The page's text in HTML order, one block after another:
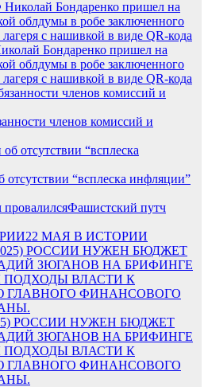
Бондаренко пришел на
облдумы в робе заключенного
с нашивкой в виде QR-кода
членов комиссий и
отсутствии “всплеска инфляции”
Фашистский путч
22 МАЯ В ИСТОРИИ
РОССИИ НУЖЕН БЮДЖЕТ
ЗЮГАНОВ НА БРИФИНГЕ
ПОДХОДЫ ВЛАСТИ К
ФИНАНСОВОГО